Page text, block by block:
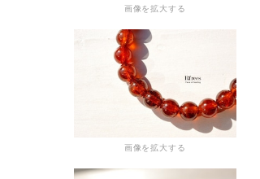
画像を拡大する
画像を拡大する